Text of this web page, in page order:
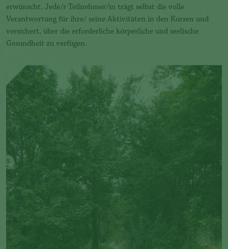
erwünscht. Jede/r Teilnehmer/in trägt selbst die volle
Verantwortung für ihre/ seine Aktivitäten in den Kursen und
versichert, über die erforderliche körperliche und seelische
Gesundheit zu verfügen.